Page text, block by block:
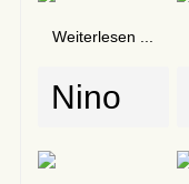
Weiterlesen ...
Nino